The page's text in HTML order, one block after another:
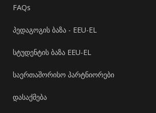
FAQs
პედაგოგის ბაზა - EEU-EL
სტუდენტის ბაზა EEU-EL
საერთაშორისო პარტნიორები
დასაქმება